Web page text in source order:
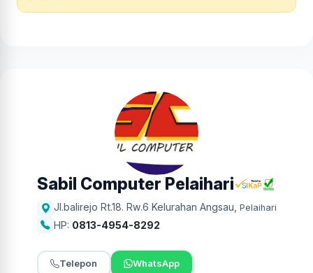
Sabil Computer Pelaihari
Jl.balirejo Rt.18. Rw.6 Kelurahan Angsau Pelaihari
HP: 0813-4954-8292
Telepon WhatsApp